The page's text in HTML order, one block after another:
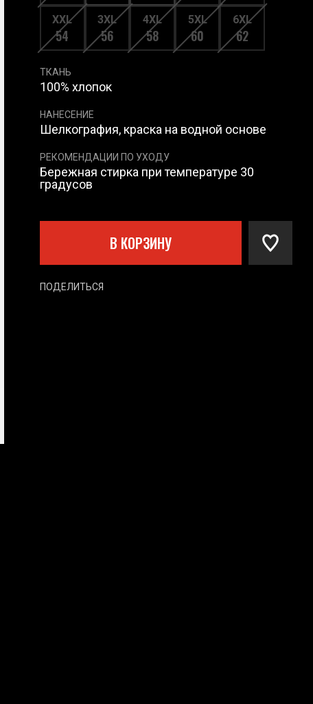
XXL
54
3XL
56
4XL
58
5XL
60
6XL
62
ТКАНЬ
100% хлопок
НАНЕСЕНИЕ
Шелкография, краска на водной основе
РЕКОМЕНДАЦИИ ПО УХОДУ
Бережная стирка при температуре 30
градусов
В КОРЗИНУ
ПОДЕЛИТЬСЯ